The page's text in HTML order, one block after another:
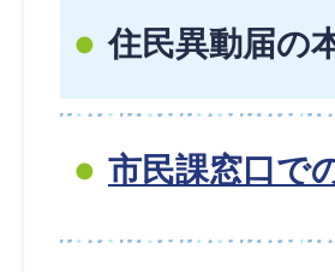
住民異動届の
市民課窓口で